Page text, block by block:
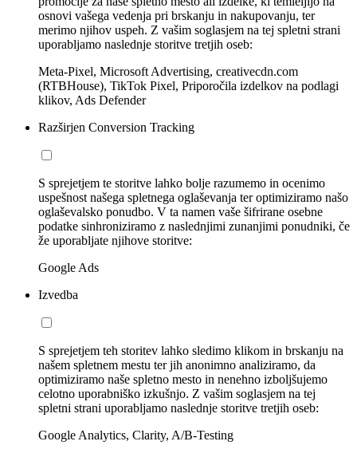
osnovi vašega vedenja pri brskanju in nakupovanju, ter
merimo njihov uspeh. Z vašim soglasjem na tej spletni strani
uporabljamo naslednje storitve tretjih oseb:
Meta-Pixel, Microsoft Advertising, creativecdn.com
(RTBHouse), TikTok Pixel, Priporočila izdelkov na podlagi
klikov, Ads Defender
Razširjen Conversion Tracking
S sprejetjem te storitve lahko bolje razumemo in ocenimo
uspešnost našega spletnega oglaševanja ter optimiziramo našo
oglaševalsko ponudbo. V ta namen vaše šifrirane osebne
podatke sinhroniziramo z naslednjimi zunanjimi ponudniki, če
že uporabljate njihove storitve:
Google Ads
Izvedba
S sprejetjem teh storitev lahko sledimo klikom in brskanju na
našem spletnem mestu ter jih anonimno analiziramo, da
optimiziramo naše spletno mesto in nenehno izboljšujemo
celotno uporabniško izkušnjo. Z vašim soglasjem na tej
spletni strani uporabljamo naslednje storitve tretjih oseb:
Google Analytics, Clarity, A/B-Testing